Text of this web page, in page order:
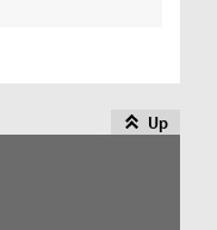
Up